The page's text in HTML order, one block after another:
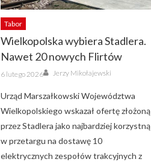
Tabor
Wielkopolska wybiera Stadlera.
Nawet 20 nowych Flirtów
Posted
on
6 lutego 2026 Author
Jerzy Mikołajewski
Urząd Marszałkowski Województwa
Wielkopolskiego wskazał ofertę złożoną
przez Stadlera jako najbardziej korzystną
w przetargu na dostawę 10
elektrycznych zespołów trakcyjnych z